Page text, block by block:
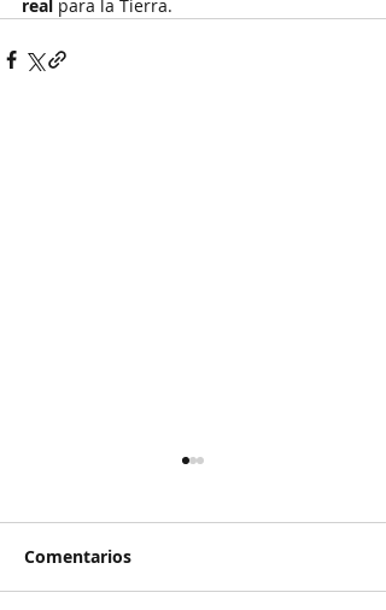
real para la Tierra.
Comentarios